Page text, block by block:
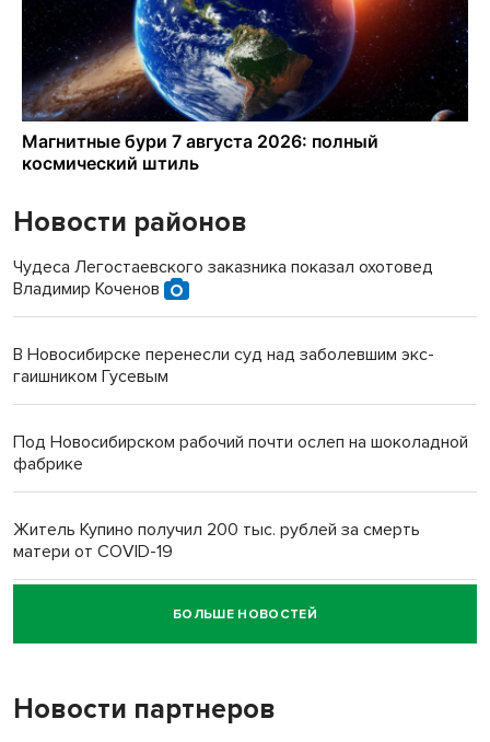
Новости районов
Чудеса Легостаевского заказника показал охотовед
Владимир Коченов
В Новосибирске перенесли суд над заболевшим экс-
гаишником Гусевым
Под Новосибирском рабочий почти ослеп на шоколадной
фабрике
Житель Купино получил 200 тыс. рублей за смерть
матери от COVID-19
Новосибирский суд наказал водителя за смерть
пенсионерки на вокзале
«Мы живём на пастбище!»: в новосибирском селе лошади
терроризируют жителей
БОЛЬШЕ НОВОСТЕЙ
Новости партнеров